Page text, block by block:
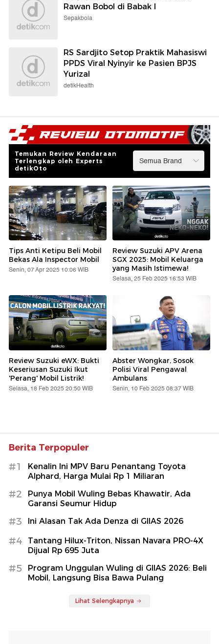
Rawan Bobol di Babak I
Sepakbola
RS Sardjito Setop Praktik Mahasiswi
PPDS Viral Nyinyir ke Pasien BPJS
Yurizal
detikHealth
Temukan Review Kendaraan
Terlengkap oleh Experts
detikOto
Tips Anti Ketipu Beli Mobil
Bekas Ala Inspector Mobil
Senin, 07 Apr 2025 10:06 WIB
Review Suzuki APV Arena
SGX 2025: Mobil Keluarga
yang Masih Istimewa!
Selasa, 25 Feb 2025 16:53 WIB
Review Suzuki eWX: Bukti
Keseriusan Suzuki Ikut
'Perang' Mobil Listrik!
Selasa, 18 Feb 2025 20:50 WIB
Abster Wongkar, Sosok
Polisi Viral Pengawal
Ambulans
Senin, 10 Feb 2025 08:37 WIB
Berita Terpopuler
#1
Kenalin Ini MPV Baru Penantang Toyota
Alphard, Harga Mulai Rp 1 Miliaran
#2
Punya Mobil Wuling Bebas Khawatir, Ada
Garansi Seumur Hidup
#3 Ini Alasan Tak Ada Denza di GIIAS 2026
#4
Tantang Hilux-Triton, Nissan Navara PRO-4X
Dijual Rp 695 Juta
#5
Program Unggulan Wuling di GIIAS 2026: Beli
Mobil, Langsung Bisa Bawa Pulang
Lihat Selengkapnya